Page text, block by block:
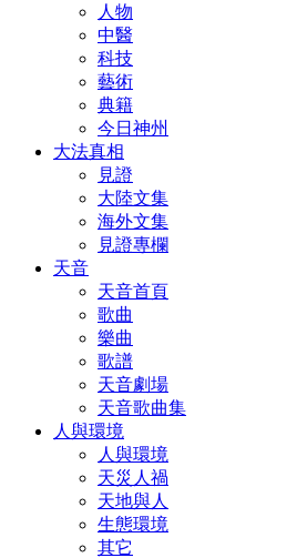
人物
中醫
科技
藝術
典籍
今日神州
大法真相
見證
大陸文集
海外文集
見證專欄
天音
天音首頁
歌曲
樂曲
歌譜
天音劇場
天音歌曲集
人與環境
人與環境
天災人禍
天地與人
生態環境
其它